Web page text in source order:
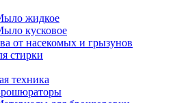
жидкое
кусковое
от насекомых и грызунов
стирки
техника